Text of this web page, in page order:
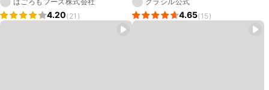
4.20(21) 4.65(15)